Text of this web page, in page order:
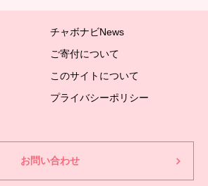
チャボナビNews
ご寄付について
このサイトについて
プライバシーポリシー
お問い合わせ